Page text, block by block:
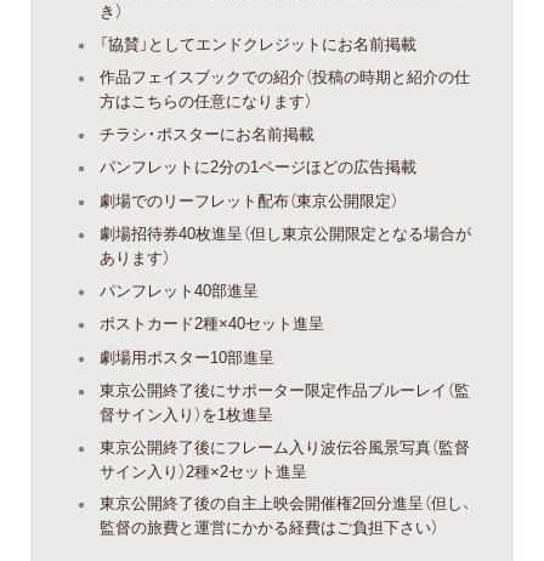
き）
「協賛」としてエンドクレジットにお名前掲載
作品フェイスブックでの紹介（投稿の時期と紹介の仕
方はこちらの任意になります）
チラシ・ポスターにお名前掲載
パンフレットに2分の1ページほどの広告掲載
劇場でのリーフレット配布（東京公開限定）
劇場招待券40枚進呈（但し東京公開限定となる場合が
あります）
パンフレット40部進呈
ポストカード2種×40セット進呈
劇場用ポスター10部進呈
東京公開終了後にサポーター限定作品ブルーレイ（監
督サイン入り）を1枚進呈
東京公開終了後にフレーム入り波伝谷風景写真（監督
サイン入り）2種×2セット進呈
東京公開終了後の自主上映会開催権2回分進呈（但し、
監督の旅費と運営にかかる経費はご負担下さい）